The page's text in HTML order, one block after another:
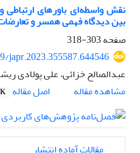
نقش واسطه‌ای باورهای ارتباطی
بین دیدگاه فهمی همسر و
صفحه303-318
japr.2023.355587.644546
عبدالصالح خزائی، علی پولادی
مشاهده مقاله
اصل مقاله
مقالات آماده انتشار